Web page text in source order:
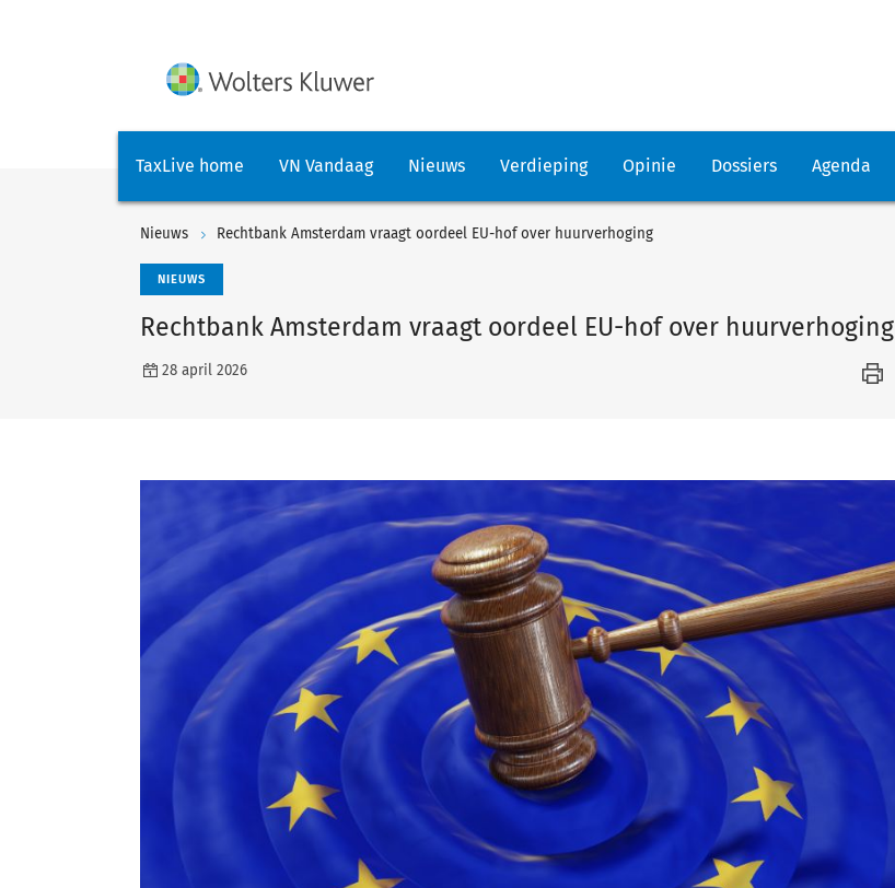
TaxLive home VN Vandaag Nieuws Verdieping Opinie Dossiers Agenda
Nieuws Rechtbank Amsterdam vraagt oordeel EU-hof over huurverhoging
NIEUWS
Rechtbank Amsterdam vraagt oordeel EU-hof over huurverhoging
28 april 2026